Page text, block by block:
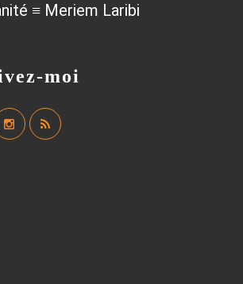
moi
≡ Meriem Laribi